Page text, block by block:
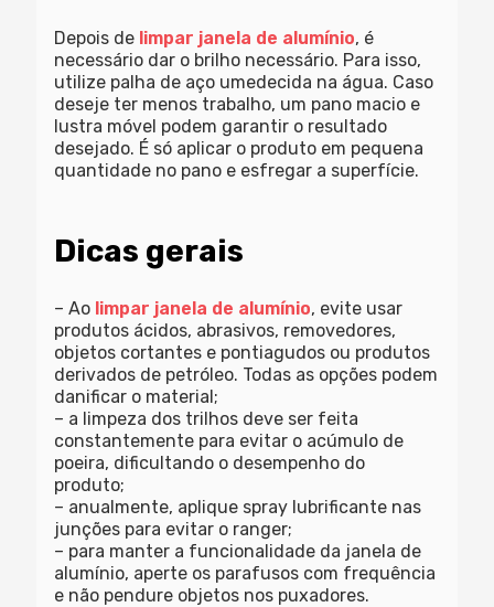
Depois de limpar janela de alumínio, é
necessário dar o brilho necessário. Para isso,
utilize palha de aço umedecida na água. Caso
deseje ter menos trabalho, um pano macio e
lustra móvel podem garantir o resultado
desejado. É só aplicar o produto em pequena
quantidade no pano e esfregar a superfície.
Dicas gerais
– Ao limpar janela de alumínio, evite usar
produtos ácidos, abrasivos, removedores,
objetos cortantes e pontiagudos ou produtos
derivados de petróleo. Todas as opções podem
danificar o material;
– a limpeza dos trilhos deve ser feita
constantemente para evitar o acúmulo de
poeira, dificultando o desempenho do
produto;
– anualmente, aplique spray lubrificante nas
junções para evitar o ranger;
– para manter a funcionalidade da janela de
alumínio, aperte os parafusos com frequência
e não pendure objetos nos puxadores.